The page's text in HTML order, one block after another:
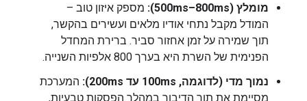
מומלץ (500ms–800ms):
מספק איזון טוב –
המודל מקבל נתחי אודיו מלאים ועשירים בהקשר,
תוך שמירה על זמן אחזור סביר. ברירת המחדל
הפנימית של השרת היא בערך 800 אלפיות השנייה.
נמוך מדי (לדוגמה, 100ms עד 200ms):
המערכת
מסיימת את תור הדיבור במהלך הפסקות טבעיות,